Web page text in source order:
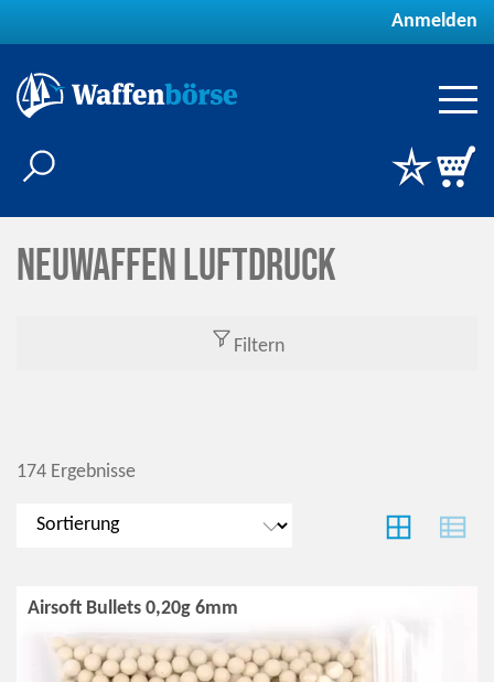
Anmelden
Neuwaffen Luftdruck
Filtern
174 Ergebnisse
Airsoft Bullets 0,20g 6mm